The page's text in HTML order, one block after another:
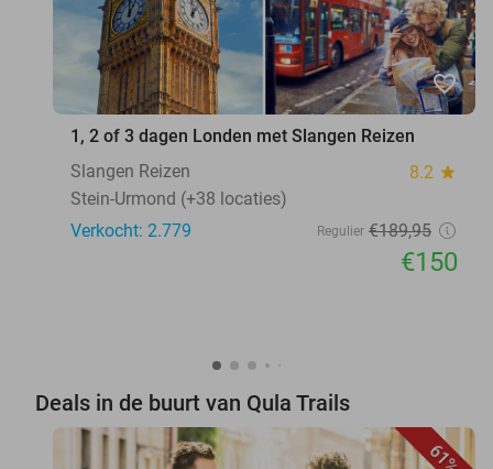
favorite_border
1, 2 of 3 dagen Londen met Slangen Reizen
Slangen Reizen
8.2 star
Stein-Urmond (+38 locaties)
Verkocht: 2.779
Regulier €189,95
€150
Deals in de buurt van Qula Trails
61%